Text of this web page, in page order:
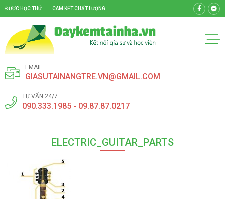
ĐƯỢC HỌC THỬ CAM KẾT CHẤT LƯỢNG
EMAIL
GIASUTAINANGTRE.VN@GMAIL.COM
TƯ VẤN 24/7
090.333.1985 - 09.87.87.0217
ELECTRIC_GUITAR_PARTS